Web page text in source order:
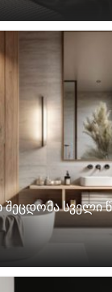
შეცდომა სველი